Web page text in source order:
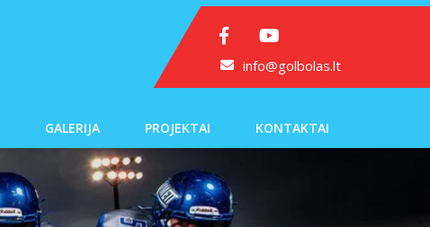
info@golbolas.lt
GALERIJA PROJEKTAI KONTAKTAI